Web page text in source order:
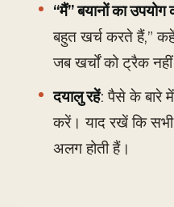
“मैं” बयानों का उपयोग
बहुत खर्च करते हैं,”
जब खर्चों को ट्रैक नहीं
दयालु रहें: पैसे के बारे
करें। याद रखें कि
अलग होती हैं।